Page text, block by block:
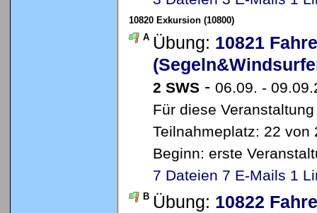
10820 Exkursion (10800)
A Übung: 10821
2 SWS - 06.09. -
Für diese
Teilnahmeplatz: 22 von
Beginn: erste
7 Dateien 7 E-Mails 1
B Übung: 10822